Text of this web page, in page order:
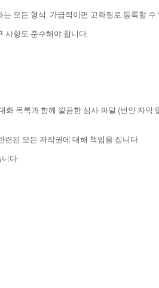
모든 형식, 가급적이면 고화질로 등록할 수
사항도 준수해야 합니다.
목록과 함께 깔끔한 심사 파일 (번인 자막
된 모든 저작권에 대해 책임을 집니다.
다.